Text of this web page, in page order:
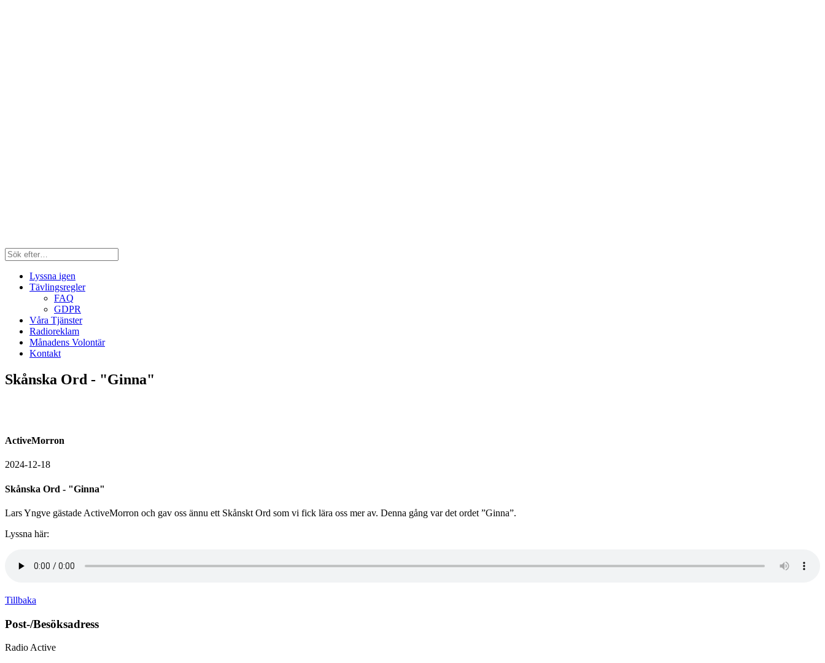
Lyssna igen
Tävlingsregler
FAQ
GDPR
Våra Tjänster
Radioreklam
Månadens Volontär
Kontakt
Skånska Ord - "Ginna"
ActiveMorron
2024-12-18
Skånska Ord - "Ginna"
Lars Yngve gästade ActiveMorron och gav oss ännu ett Skånskt Ord som vi fick lära oss mer av. Denna gång var det ordet ”Ginna”.
Lyssna här:
Tillbaka
Post-/Besöksadress
Radio Active